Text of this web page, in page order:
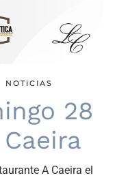
NOTICIAS
28
A Caeira el